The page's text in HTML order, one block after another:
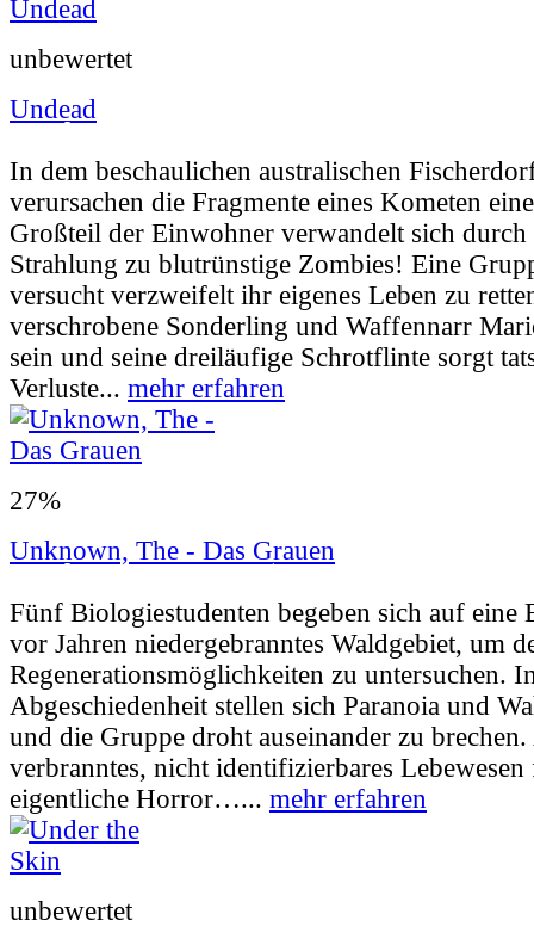
unbewertet
Undead
Userbewertung:
In dem beschaulichen australischen
verursachen die Fragmente eines Kometen
Großteil der Einwohner verwandelt sich durch
Strahlung zu blutrünstige Zombies! Eine
versucht verzweifelt ihr eigenes Leben zu
verschrobene Sonderling und Waffennarr
sein und seine dreiläufige Schrotflinte sorgt
Verluste... mehr erfahren
27%
Unknown, The - Das Grauen
Userbewertung:20% (37 Stimmen) |
Fünf Biologiestudenten begeben sich auf eine
vor Jahren niedergebranntes Waldgebiet, um
Regenerationsmöglichkeiten zu untersuchen.
Abgeschiedenheit stellen sich Paranoia und
und die Gruppe droht auseinander zu
verbranntes, nicht identifizierbares
eigentliche Horror…... mehr erfahren
unbewertet